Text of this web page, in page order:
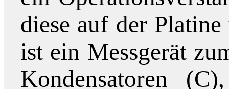
diese auf der
ist ein Messgerät
Kondensatoren